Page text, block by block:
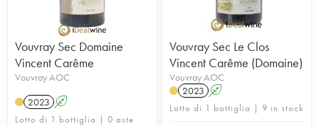
Vouvray Sec Domaine
Vincent Carême
Vouvray AOC
2023 A
Lotto di 1 bottiglia | 0 aste
Vouvray Sec Le Clos
Vincent Carême (Domaine)
Vouvray AOC
2023 A
Lotto di 1 bottiglia | 9 in stock